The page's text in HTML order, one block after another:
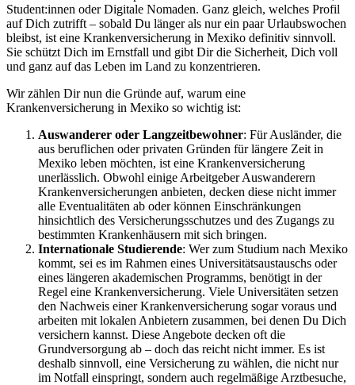
Student:innen oder Digitale Nomaden. Ganz gleich, welches Profil
auf Dich zutrifft – sobald Du länger als nur ein paar Urlaubswochen
bleibst, ist eine Krankenversicherung in Mexiko definitiv sinnvoll.
Sie schützt Dich im Ernstfall und gibt Dir die Sicherheit, Dich voll
und ganz auf das Leben im Land zu konzentrieren.
Wir zählen Dir nun die Gründe auf, warum eine
Krankenversicherung in Mexiko so wichtig ist:
Auswanderer oder Langzeitbewohner: Für Ausländer, die
aus beruflichen oder privaten Gründen für längere Zeit in
Mexiko leben möchten, ist eine Krankenversicherung
unerlässlich. Obwohl einige Arbeitgeber Auswanderern
Krankenversicherungen anbieten, decken diese nicht immer
alle Eventualitäten ab oder können Einschränkungen
hinsichtlich des Versicherungsschutzes und des Zugangs zu
bestimmten Krankenhäusern mit sich bringen.
Internationale Studierende: Wer zum Studium nach Mexiko
kommt, sei es im Rahmen eines Universitätsaustauschs oder
eines längeren akademischen Programms, benötigt in der
Regel eine Krankenversicherung. Viele Universitäten setzen
den Nachweis einer Krankenversicherung sogar voraus und
arbeiten mit lokalen Anbietern zusammen, bei denen Du Dich
versichern kannst. Diese Angebote decken oft die
Grundversorgung ab – doch das reicht nicht immer. Es ist
deshalb sinnvoll, eine Versicherung zu wählen, die nicht nur
im Notfall einspringt, sondern auch regelmäßige Arztbesuche,